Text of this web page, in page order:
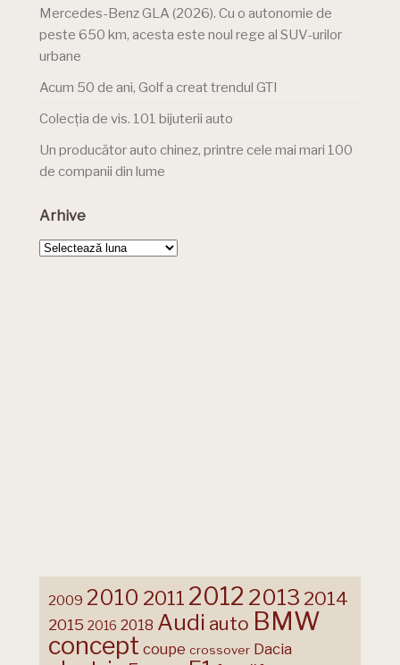
Mercedes-Benz GLA (2026). Cu o autonomie de
peste 650 km, acesta este noul rege al SUV-urilor
urbane
Acum 50 de ani, Golf a creat trendul GTI
Colecția de vis. 101 bijuterii auto
Un producător auto chinez, printre cele mai mari 100
de companii din lume
Arhive
Arhive
2009 2010 2011 2012 2013 2014
2015 2016 2018 Audi auto BMW
concept coupe crossover Dacia